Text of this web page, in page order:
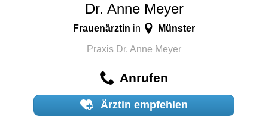
Dr. Anne Meyer
Frauenärztin in Münster
Praxis Dr. Anne Meyer
Anrufen
Ärztin empfehlen